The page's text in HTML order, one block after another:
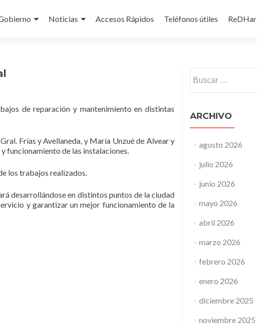
Noticias Accesos Rápidos Teléfonos útiles ReDHar
de reparación y mantenimiento en distintas
Frías y Avellaneda, y María Unzué de Alvear y
funcionamiento de las instalaciones.
los trabajos realizados.
desarrollándose en distintos puntos de la ciudad
y garantizar un mejor funcionamiento de la
ARCHIVO
agosto 2026
julio 2026
junio 2026
mayo 2026
abril 2026
marzo 2026
febrero 2026
enero 2026
diciembre 2025
noviembre 2025